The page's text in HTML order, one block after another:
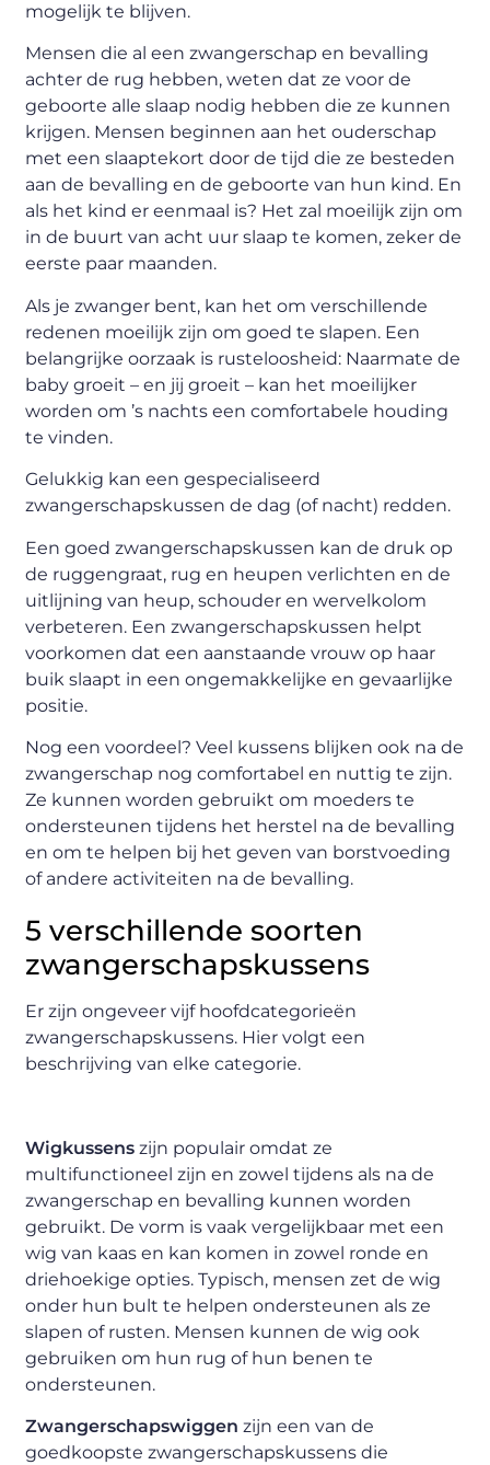
mogelijk te blijven.
Mensen die al een zwangerschap en bevalling
achter de rug hebben, weten dat ze voor de
geboorte alle slaap nodig hebben die ze kunnen
krijgen. Mensen beginnen aan het ouderschap
met een slaaptekort door de tijd die ze besteden
aan de bevalling en de geboorte van hun kind. En
als het kind er eenmaal is? Het zal moeilijk zijn om
in de buurt van acht uur slaap te komen, zeker de
eerste paar maanden.
Als je zwanger bent, kan het om verschillende
redenen moeilijk zijn om goed te slapen. Een
belangrijke oorzaak is rusteloosheid: Naarmate de
baby groeit – en jij groeit – kan het moeilijker
worden om ’s nachts een comfortabele houding
te vinden.
Gelukkig kan een gespecialiseerd
zwangerschapskussen de dag (of nacht) redden.
Een goed zwangerschapskussen kan de druk op
de ruggengraat, rug en heupen verlichten en de
uitlijning van heup, schouder en wervelkolom
verbeteren. Een zwangerschapskussen helpt
voorkomen dat een aanstaande vrouw op haar
buik slaapt in een ongemakkelijke en gevaarlijke
positie.
Nog een voordeel? Veel kussens blijken ook na de
zwangerschap nog comfortabel en nuttig te zijn.
Ze kunnen worden gebruikt om moeders te
ondersteunen tijdens het herstel na de bevalling
en om te helpen bij het geven van borstvoeding
of andere activiteiten na de bevalling.
5 verschillende soorten
zwangerschapskussens
Er zijn ongeveer vijf hoofdcategorieën
zwangerschapskussens. Hier volgt een
beschrijving van elke categorie.
Wigkussens zijn populair omdat ze
multifunctioneel zijn en zowel tijdens als na de
zwangerschap en bevalling kunnen worden
gebruikt. De vorm is vaak vergelijkbaar met een
wig van kaas en kan komen in zowel ronde en
driehoekige opties. Typisch, mensen zet de wig
onder hun bult te helpen ondersteunen als ze
slapen of rusten. Mensen kunnen de wig ook
gebruiken om hun rug of hun benen te
ondersteunen.
Zwangerschapswiggenzijn een van de
goedkoopste zwangerschapskussens die